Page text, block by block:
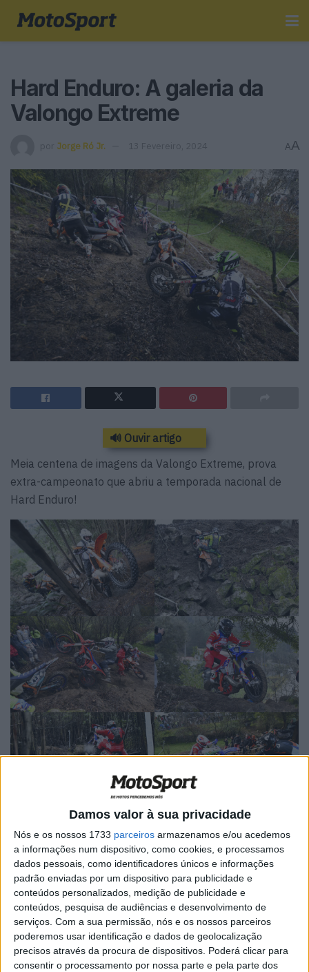
Damos valor à sua privacidade
Nós e os nossos 1733 parceiros armazenamos e/ou acedemos
a informações num dispositivo, como cookies, e processamos
dados pessoais, como identificadores únicos e informações
padrão enviadas por um dispositivo para publicidade e
conteúdos personalizados, medição de publicidade e
conteúdos, pesquisa de audiências e desenvolvimento de
serviços. Com a sua permissão, nós e os nossos parceiros
poderemos usar identificação e dados de geolocalização
precisos através da procura de dispositivos. Poderá clicar para
consentir o processamento por nossa parte e pela parte dos
Hard Enduro: A galeria da
Valongo Extreme
por Jorge Ró Jr. 13 Fevereiro, 2024 AA
🔊 Ouvir artigo
Meia centena de imagens da Valongo Extreme, prova
extra-campeonato que abriu a temporada nacional de
Hard Enduro!